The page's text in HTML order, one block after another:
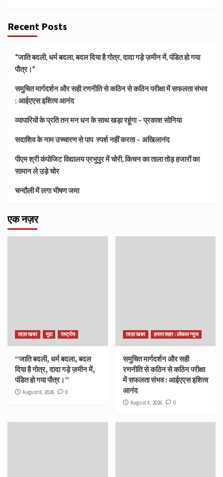
Recent Posts
“जाति बदली, धर्म बदला, बदल दिया है गोत्र, दादा गड़े ज़मीन में, पंडित हो गया
पौत्र।”
समुचित मार्गदर्शन और सही रणनीति से कठिन से कठिन परीक्षा में सफलता संभव
: आईएएस इशित्व आनंद
व्यापारियों के प्रति तन मन धन के साथ खड़ा रहूंगा – प्रकाश सोनिया
सदाशिव के नाम उच्चारण से पाप स्पर्श नहीं करता – अखिलानंद
पीएम श्री कंपोजिट विद्यालय प्रभुपुर में चोरी, किचन का ताला तोड़ हजारों का
सामान ले उड़े चोर
चन्दौली में लगा भीषण जमा
एक नज़र
ताज़ा खबर मुद्दा राष्ट्रीय
“जाति बदली, धर्म बदला, बदल
दिया है गोत्र, दादा गड़े ज़मीन में,
पंडित हो गया पौत्र।”
August 8, 2026 0
ताज़ा खबर हमारा शहर : लोकल न्यूज
समुचित मार्गदर्शन और सही
रणनीति से कठिन से कठिन परीक्षा
में सफलता संभव : आईएएस इशित्व
आनंद
August 8, 2026 0